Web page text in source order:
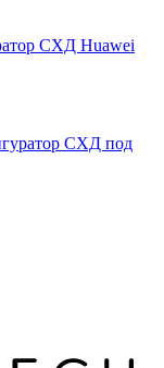
СХД Huawei
СХД под